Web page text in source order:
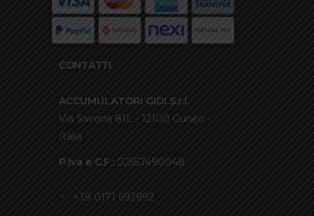
CONTATTI
ACCUMULATORI GIDI S.r.l.
Via Savona 81L - 12100 Cuneo -
Italia
P.Iva e C.F.: 02557490048
+39 0171 692992